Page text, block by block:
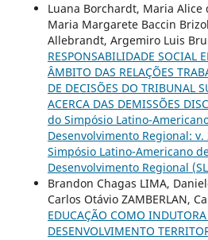
Luana Borchardt, Maria Alice
Maria Margarete Baccin
Allebrandt, Argemiro Luis
RESPONSABILIDADE SOCIAL
ÂMBITO DAS RELAÇÕES
DE DECISÕES DO TRIBUNAL
ACERCA DAS DEMISSÕES
do Simpósio Latino-
Desenvolvimento Regional:
Simpósio Latino-Americano
Desenvolvimento Regional
Brandon Chagas LIMA,
Carlos Otávio ZAMBERLAN,
EDUCAÇÃO COMO
DESENVOLVIMENTO